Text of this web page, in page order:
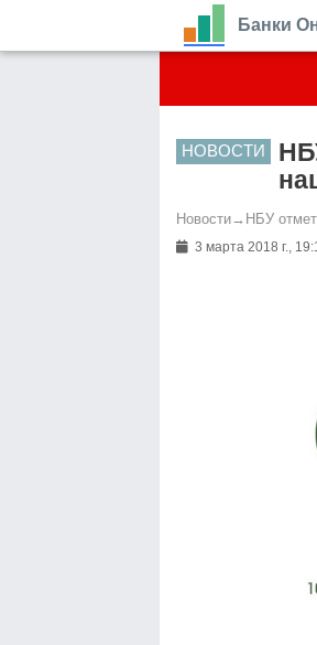
Банки
НОВОСТИ
Новости→ НБУ
3 марта 2018 г.,